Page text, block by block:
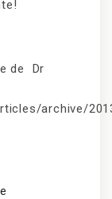
de Dr
archive/